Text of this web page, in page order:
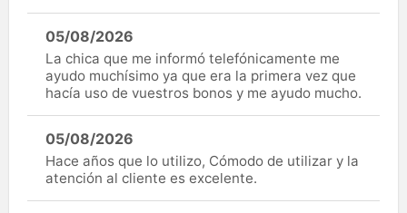
05/08/2026
La chica que me informó telefónicamente me
ayudo muchísimo ya que era la primera vez que
hacía uso de vuestros bonos y me ayudo mucho.
05/08/2026
Hace años que lo utilizo, Cómodo de utilizar y la
atención al cliente es excelente.